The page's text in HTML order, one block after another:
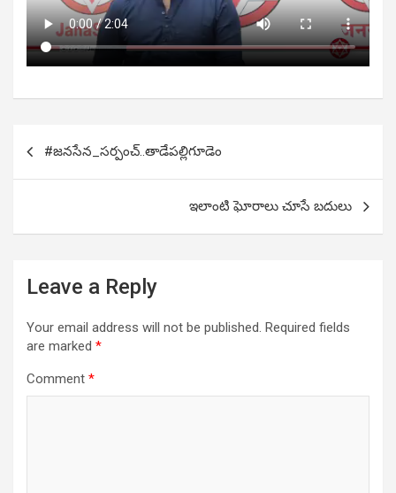
navigation
#జనసేన_సర్పంచ్..తాడేపల్లిగూడెం
ఇలాంటి ఘోరాలు చూసే బదులు
Leave a Reply
Your email address will not be published. Required fields
are marked *
Comment *